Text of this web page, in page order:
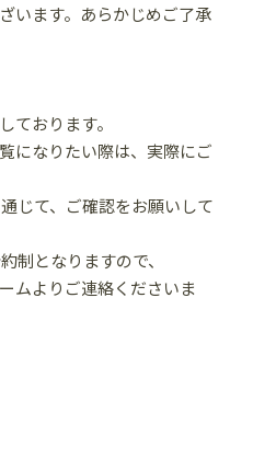
います。あらかじめご了承
ております。
になりたい際は、実際にご
じて、ご確認をお願いして
制となりますので、
ムよりご連絡くださいま